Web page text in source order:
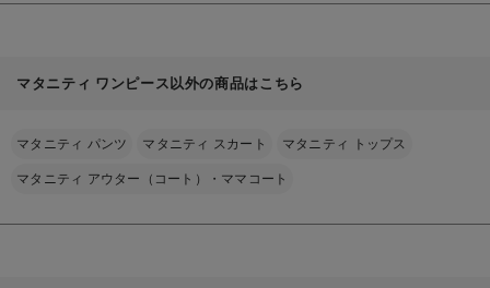
マタニティ ワンピース以外の商品はこちら
マタニティ パンツ マタニティ スカート マタニティ トップス
マタニティ アウター（コート）・ママコート